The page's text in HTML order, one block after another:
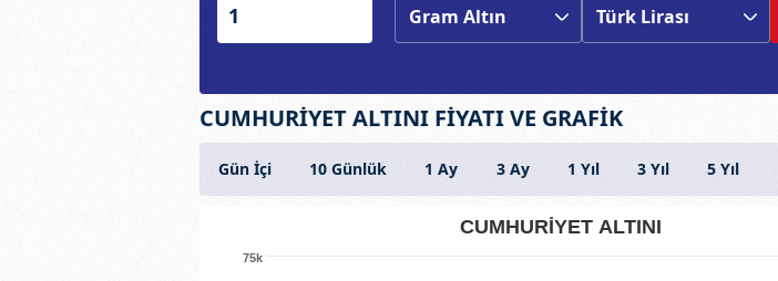
CUMHURİYET ALTINI FİYATI VE GRAFİK
Gün İçi 10 Günlük 1 Ay 3 Ay 1 Yıl 3 Yıl 5 Yıl
CUMHURİYET ALTINI
75k